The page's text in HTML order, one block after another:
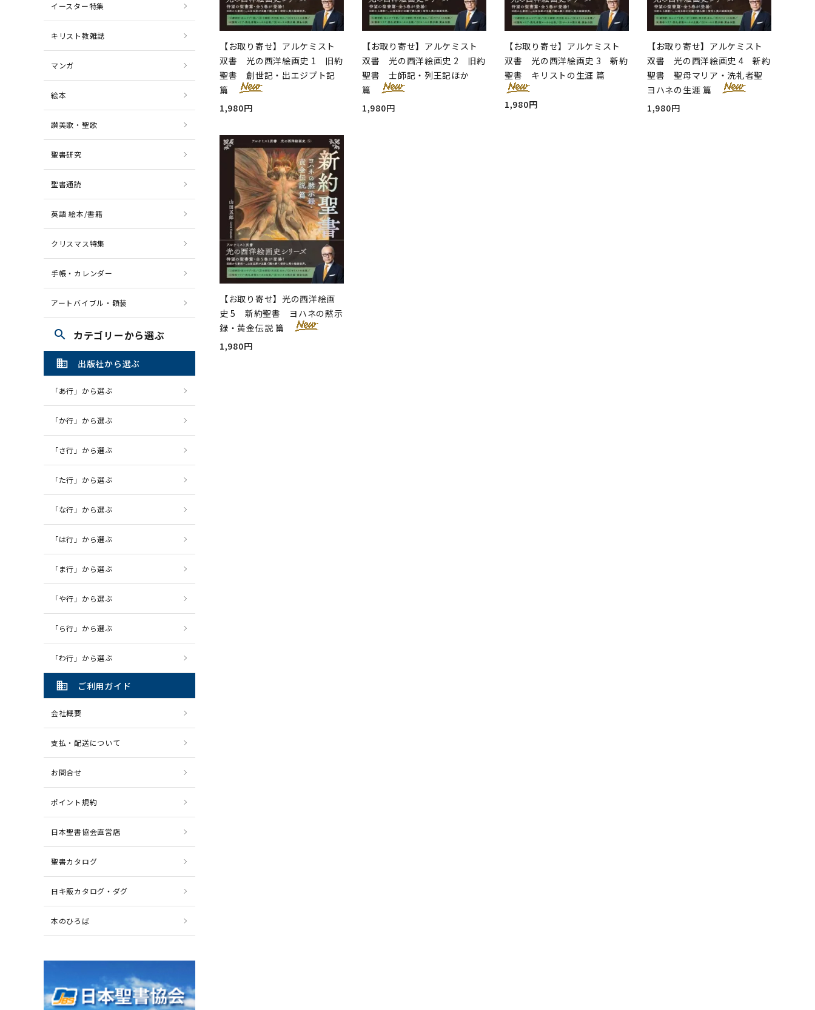
【お取り寄せ】アルケミスト
双書 光の西洋絵画史 1 旧約
聖書 創世記・出エジプト記
篇
1,980円
【お取り寄せ】アルケミスト
双書 光の西洋絵画史 2 旧約
聖書 士師記・列王記ほか
篇
1,980円
【お取り寄せ】アルケミスト
双書 光の西洋絵画史 3 新約
聖書 キリストの生涯 篇
1,980円
【お取り寄せ】アルケミスト
双書 光の西洋絵画史 4 新約
聖書 聖母マリア・洗礼者聖
ヨハネの生涯 篇
1,980円
【お取り寄せ】光の西洋絵画
史 5 新約聖書 ヨハネの黙示
録・黄金伝説 篇
1,980円
イースター特集
キリスト教雑誌
マンガ
絵本
讃美歌・聖歌
聖書研究
聖書通読
英語 絵本/書籍
クリスマス特集
手帳・カレンダー
アートバイブル・額装
search カテゴリーから選ぶ
domain 出版社から選ぶ
「あ行」から選ぶ
「か行」から選ぶ
「さ行」から選ぶ
「た行」から選ぶ
「な行」から選ぶ
「は行」から選ぶ
「ま行」から選ぶ
「や行」から選ぶ
「ら行」から選ぶ
「わ行」から選ぶ
domain ご利用ガイド
会社概要
支払・配送について
お問合せ
ポイント規約
日本聖書協会直営店
聖書カタログ
日キ販カタログ・ダグ
本のひろば